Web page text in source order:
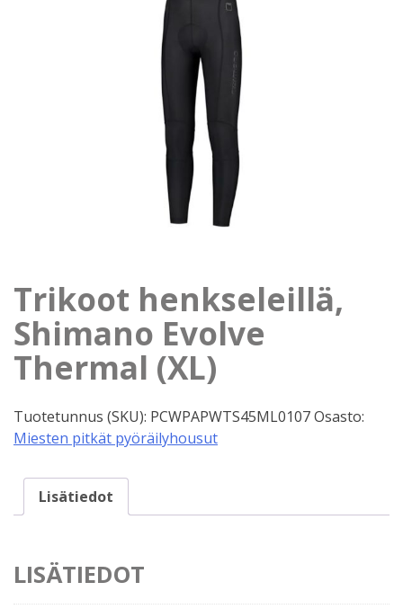
Trikoot henkseleillä,
Shimano Evolve
Thermal (XL)
Tuotetunnus (SKU): PCWPAPWTS45ML0107Osasto:
Miesten pitkät pyöräilyhousut
Lisätiedot
LISÄTIEDOT